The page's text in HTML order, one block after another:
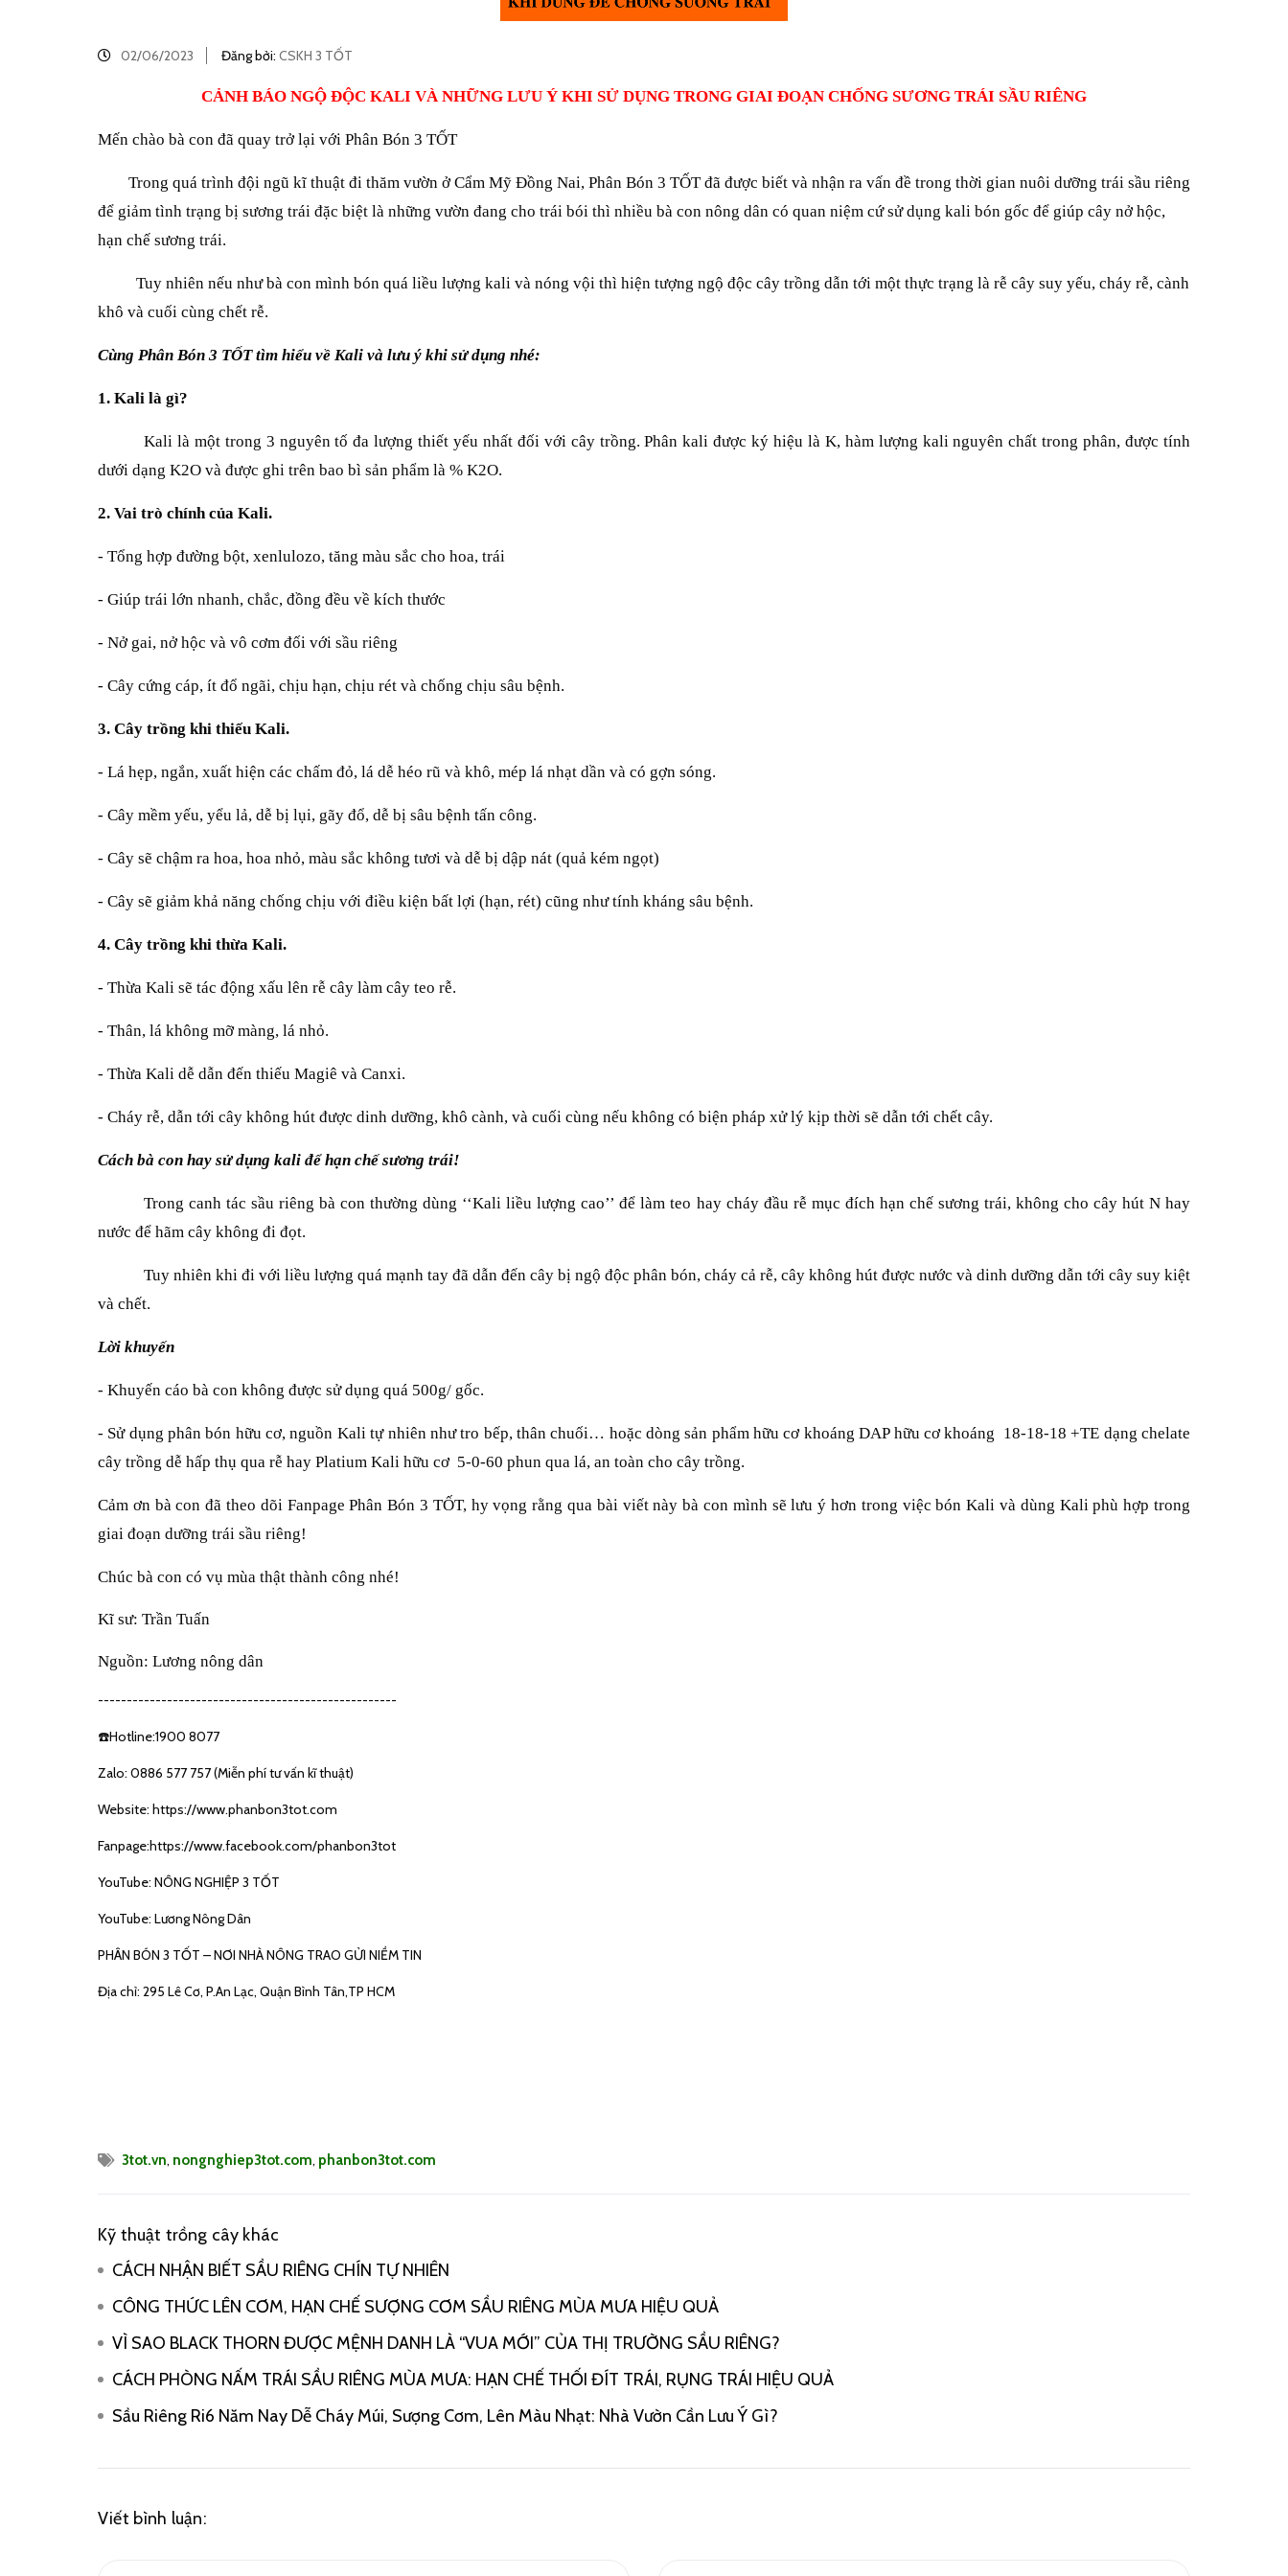
02/06/2023 Đăng bởi: CSKH 3 TỐT
CẢNH BÁO NGỘ ĐỘC KALI VÀ NHỮNG LƯU Ý KHI SỬ DỤNG TRONG GIAI ĐOẠN CHỐNG SƯƠNG TRÁI SẦU RIÊNG
Mến chào bà con đã quay trở lại với Phân Bón 3 TỐT
Trong quá trình đội ngũ kĩ thuật đi thăm vườn ở Cẩm Mỹ Đồng Nai, Phân Bón 3 TỐT đã được biết và nhận ra vấn đề trong thời gian nuôi dưỡng trái sầu riêng
để giảm tình trạng bị sương trái đặc biệt là những vườn đang cho trái bói thì nhiều bà con nông dân có quan niệm cứ sử dụng kali bón gốc để giúp cây nở hộc,
hạn chế sương trái.
Tuy nhiên nếu như bà con mình bón quá liều lượng kali và nóng vội thì hiện tượng ngộ độc cây trồng dẫn tới một thực trạng là rễ cây suy yếu, cháy rễ, cành
khô và cuối cùng chết rễ.
Cùng Phân Bón 3 TỐT tìm hiểu về Kali và lưu ý khi sử dụng nhé:
1. Kali là gì?
Kali là một trong 3 nguyên tố đa lượng thiết yếu nhất đối với cây trồng. Phân kali được ký hiệu là K, hàm lượng kali nguyên chất trong phân, được tính
dưới dạng K2O và được ghi trên bao bì sản phẩm là % K2O.
2. Vai trò chính của Kali.
- Tổng hợp đường bột, xenlulozo, tăng màu sắc cho hoa, trái
- Giúp trái lớn nhanh, chắc, đồng đều về kích thước
- Nở gai, nở hộc và vô cơm đối với sầu riêng
- Cây cứng cáp, ít đổ ngãi, chịu hạn, chịu rét và chống chịu sâu bệnh.
3. Cây trồng khi thiếu Kali.
- Lá hẹp, ngắn, xuất hiện các chấm đỏ, lá dễ héo rũ và khô, mép lá nhạt dần và có gợn sóng.
- Cây mềm yếu, yểu lả, dễ bị lụi, gãy đổ, dễ bị sâu bệnh tấn công.
- Cây sẽ chậm ra hoa, hoa nhỏ, màu sắc không tươi và dễ bị dập nát (quả kém ngọt)
- Cây sẽ giảm khả năng chống chịu với điều kiện bất lợi (hạn, rét) cũng như tính kháng sâu bệnh.
4. Cây trồng khi thừa Kali.
- Thừa Kali sẽ tác động xấu lên rễ cây làm cây teo rễ.
- Thân, lá không mỡ màng, lá nhỏ.
- Thừa Kali dễ dẫn đến thiếu Magiê và Canxi.
- Cháy rễ, dẫn tới cây không hút được dinh dưỡng, khô cành, và cuối cùng nếu không có biện pháp xử lý kịp thời sẽ dẫn tới chết cây.
Cách bà con hay sử dụng kali để hạn chế sương trái!
Trong canh tác sầu riêng bà con thường dùng ‘‘Kali liều lượng cao’’ để làm teo hay cháy đầu rễ mục đích hạn chế sương trái, không cho cây hút N hay
nước để hãm cây không đi đọt.
Tuy nhiên khi đi với liều lượng quá mạnh tay đã dẫn đến cây bị ngộ độc phân bón, cháy cả rễ, cây không hút được nước và dinh dưỡng dẫn tới cây suy kiệt
và chết.
Lời khuyến
- Khuyến cáo bà con không được sử dụng quá 500g/ gốc.
- Sử dụng phân bón hữu cơ, nguồn Kali tự nhiên như tro bếp, thân chuối… hoặc dòng sản phẩm hữu cơ khoáng DAP hữu cơ khoáng 18-18-18 +TE dạng chelate
cây trồng dễ hấp thụ qua rễ hay Platium Kali hữu cơ 5-0-60 phun qua lá, an toàn cho cây trồng.
Cảm ơn bà con đã theo dõi Fanpage Phân Bón 3 TỐT, hy vọng rằng qua bài viết này bà con mình sẽ lưu ý hơn trong việc bón Kali và dùng Kali phù hợp trong
giai đoạn dưỡng trái sầu riêng!
Chúc bà con có vụ mùa thật thành công nhé!
Kĩ sư: Trần Tuấn
Nguồn: Lương nông dân
----------------------------------------------------
☎️Hotline:1900 8077
Zalo: 0886 577 757 (Miễn phí tư vấn kĩ thuật)
Website: https://www.phanbon3tot.com
Fanpage:https://www.facebook.com/phanbon3tot
YouTube: NÔNG NGHIỆP 3 TỐT
YouTube: Lương Nông Dân
PHÂN BÓN 3 TỐT – NƠI NHÀ NÔNG TRAO GỬI NIỀM TIN
Địa chỉ: 295 Lê Cơ, P.An Lạc, Quận Bình Tân,TP HCM
3tot.vn, nongnghiep3tot.com, phanbon3tot.com
Kỹ thuật trồng cây khác
CÁCH NHẬN BIẾT SẦU RIÊNG CHÍN TỰ NHIÊN
CÔNG THỨC LÊN CƠM, HẠN CHẾ SƯỢNG CƠM SẦU RIÊNG MÙA MƯA HIỆU QUẢ
VÌ SAO BLACK THORN ĐƯỢC MỆNH DANH LÀ “VUA MỚI” CỦA THỊ TRƯỜNG SẦU RIÊNG?
CÁCH PHÒNG NẤM TRÁI SẦU RIÊNG MÙA MƯA: HẠN CHẾ THỐI ĐÍT TRÁI, RỤNG TRÁI HIỆU QUẢ
Sầu Riêng Ri6 Năm Nay Dễ Cháy Múi, Sượng Cơm, Lên Màu Nhạt: Nhà Vườn Cần Lưu Ý Gì?
Viết bình luận: